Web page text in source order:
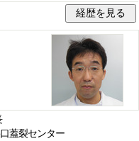
口蓋裂センター